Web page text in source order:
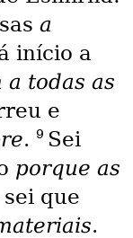
a
início a
a todas as
e
. 9 Sei
porque as
sei que
.